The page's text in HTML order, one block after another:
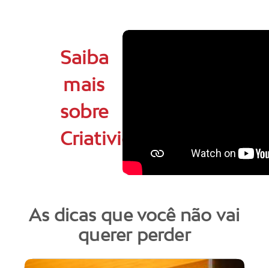
Saiba
mais
sobre
Criatividade
As dicas que você não vai
querer perder